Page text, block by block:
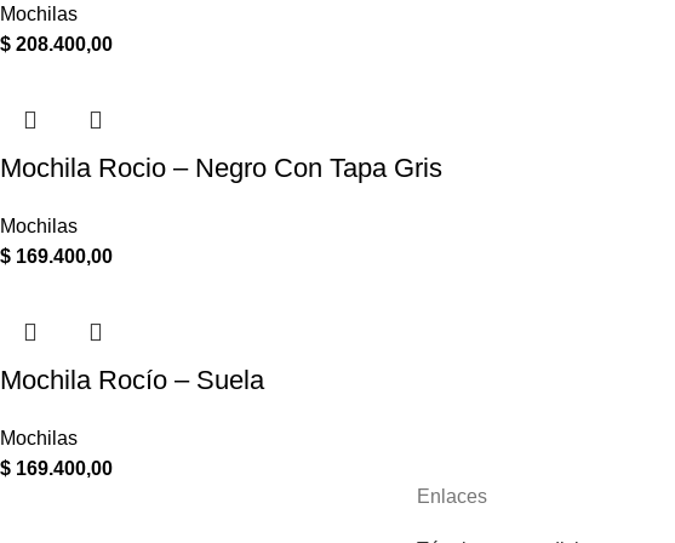
Mochilas
$ 208.400,00
Mochila Rocio – Negro Con Tapa Gris
Mochilas
$ 169.400,00
Mochila Rocío – Suela
Mochilas
$ 169.400,00
Enlaces